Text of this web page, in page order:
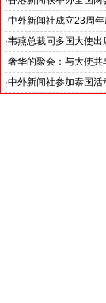
·中外新闻社成立23周
·韦燕总裁同多国大使
·奢华的聚会：与大使
·中外新闻社参加泰国